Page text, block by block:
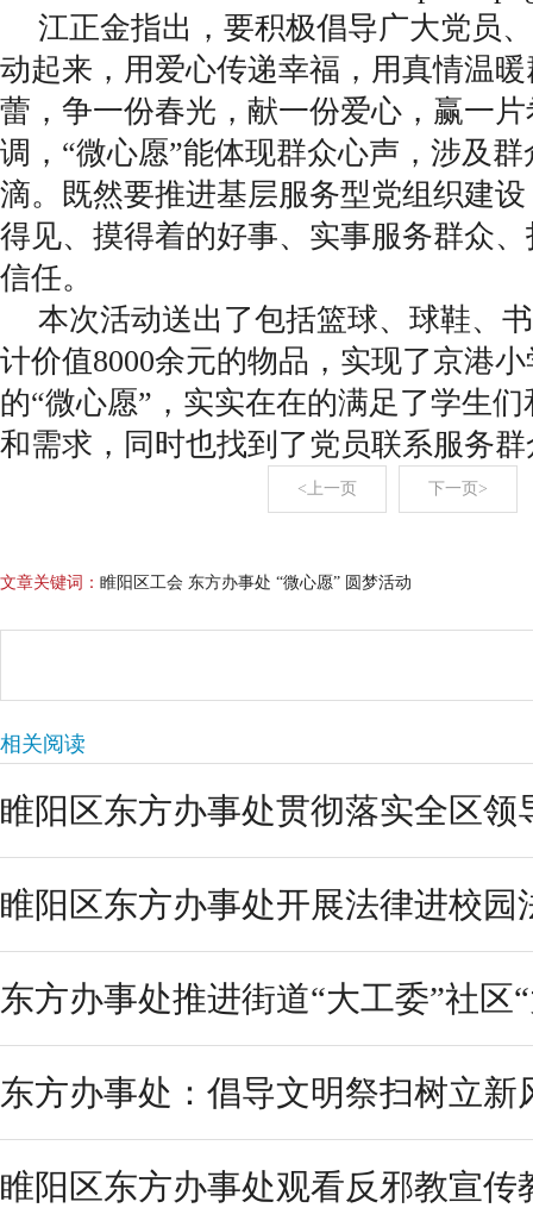
江正金指出，要积极倡导广大党员
动起来，用爱心传递幸福，用真情温
蕾，争一份春光，献一份爱心，赢一
调，“微心愿”能体现群众心声，涉及
滴。既然要推进基层服务型党组织建
得见、摸得着的好事、实事服务群众
信任。
本次活动送出了包括篮球、球鞋、
计价值8000余元的物品，实现了京港
的“微心愿”，实实在在的满足了学生
和需求，同时也找到了党员联系服务
<上一页 下一页>
文章关键词： 睢阳区工会 东方办事处 “微心愿” 圆梦活动
相关阅读
睢阳区东方办事处贯彻落实全区领
睢阳区东方办事处开展法律进校园
东方办事处推进街道“大工委”社区
东方办事处：倡导文明祭扫树立新
睢阳区东方办事处观看反邪教宣传